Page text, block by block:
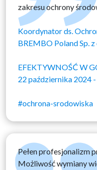
zakresu ochrony
Koordynator ds.
BREMBO Poland Sp. z
EFEKTYWNOŚĆ W
22 października 2024
#ochrona-srodowiska
Pełen profesjonalizm
Możliwość wymiany